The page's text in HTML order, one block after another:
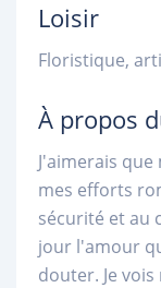
Loisir
Floristique,
À propos
J'aimerais
mes efforts
sécurité et au
jour l'amour
douter. Je